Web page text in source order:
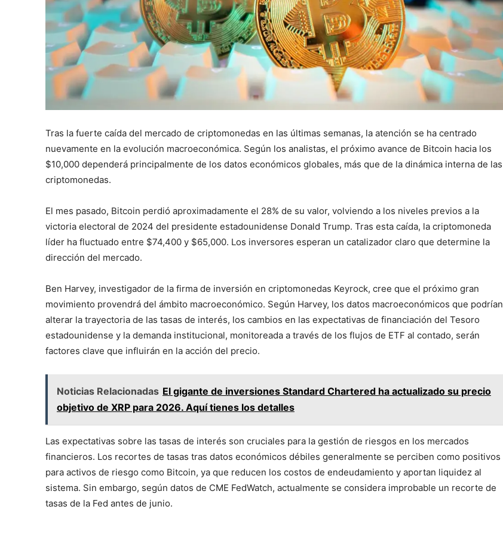
Tras la fuerte caída del mercado de criptomonedas en las últimas semanas, la atención se ha centrado
nuevamente en la evolución macroeconómica. Según los analistas, el próximo avance de Bitcoin hacia los
$10,000 dependerá principalmente de los datos económicos globales, más que de la dinámica interna de las
criptomonedas.
El mes pasado, Bitcoin perdió aproximadamente el 28% de su valor, volviendo a los niveles previos a la
victoria electoral de 2024 del presidente estadounidense Donald Trump. Tras esta caída, la criptomoneda
líder ha fluctuado entre $74,400 y $65,000. Los inversores esperan un catalizador claro que determine la
dirección del mercado.
Ben Harvey, investigador de la firma de inversión en criptomonedas Keyrock, cree que el próximo gran
movimiento provendrá del ámbito macroeconómico. Según Harvey, los datos macroeconómicos que podrían
alterar la trayectoria de las tasas de interés, los cambios en las expectativas de financiación del Tesoro
estadounidense y la demanda institucional, monitoreada a través de los flujos de ETF al contado, serán
factores clave que influirán en la acción del precio.
Noticias Relacionadas El gigante de inversiones Standard Chartered ha actualizado su precio
objetivo de XRP para 2026. Aquí tienes los detalles
Las expectativas sobre las tasas de interés son cruciales para la gestión de riesgos en los mercados
financieros. Los recortes de tasas tras datos económicos débiles generalmente se perciben como positivos
para activos de riesgo como Bitcoin, ya que reducen los costos de endeudamiento y aportan liquidez al
sistema. Sin embargo, según datos de CME FedWatch, actualmente se considera improbable un recorte de
tasas de la Fed antes de junio.